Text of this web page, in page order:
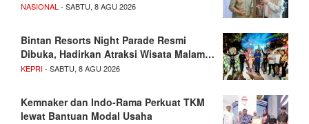
NASIONAL- SABTU, 8 AGU 2026
Bintan Resorts Night Parade Resmi
Dibuka, Hadirkan Atraksi Wisata Malam…
KEPRI- SABTU, 8 AGU 2026
Kemnaker dan Indo-Rama Perkuat TKM
lewat Bantuan Modal Usaha